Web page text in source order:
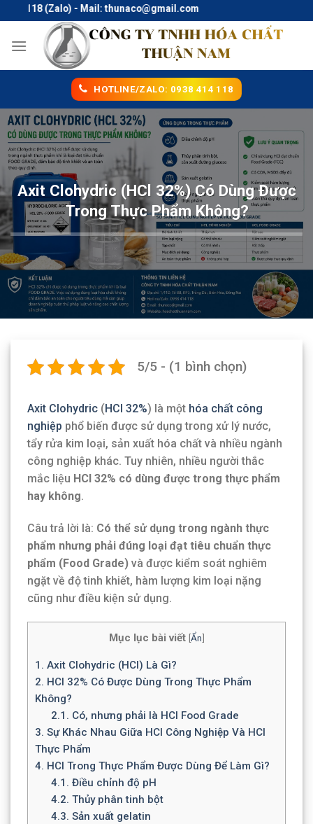
to
content
(Zalo) - Mail: thunaco@gmail.com
HOTLINE/ZALO: 0938 414 118
Axit Clohydric (HCl 32%) Có Dùng Được
Trong Thực Phẩm Không?
5/5 - (1 bình chọn)
Axit Clohydric (HCl 32%) là một hóa chất công
nghiệp phổ biến được sử dụng trong xử lý nước,
tẩy rửa kim loại, sản xuất hóa chất và nhiều ngành
công nghiệp khác. Tuy nhiên, nhiều người thắc
mắc liệu HCl 32% có dùng được trong thực phẩm
hay không.
Câu trả lời là: Có thể sử dụng trong ngành thực
phẩm nhưng phải đúng loại đạt tiêu chuẩn thực
phẩm (Food Grade) và được kiểm soát nghiêm
ngặt về độ tinh khiết, hàm lượng kim loại nặng
cũng như điều kiện sử dụng.
Mục lục bài viết [Ẩn]
1. Axit Clohydric (HCl) Là Gì?
2. HCl 32% Có Được Dùng Trong Thực Phẩm
Không?
2.1. Có, nhưng phải là HCl Food Grade
3. Sự Khác Nhau Giữa HCl Công Nghiệp Và HCl
Thực Phẩm
4. HCl Trong Thực Phẩm Được Dùng Để Làm Gì?
4.1. Điều chỉnh độ pH
4.2. Thủy phân tinh bột
4.3. Sản xuất gelatin